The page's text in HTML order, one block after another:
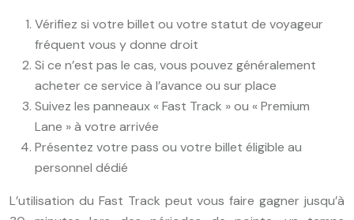
Vérifiez si votre billet ou votre statut de voyageur
fréquent vous y donne droit
Si ce n’est pas le cas, vous pouvez généralement
acheter ce service à l’avance ou sur place
Suivez les panneaux « Fast Track » ou « Premium
Lane » à votre arrivée
Présentez votre pass ou votre billet éligible au
personnel dédié
L’utilisation du Fast Track peut vous faire gagner jusqu’à